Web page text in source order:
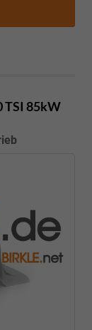
TSI 85kW